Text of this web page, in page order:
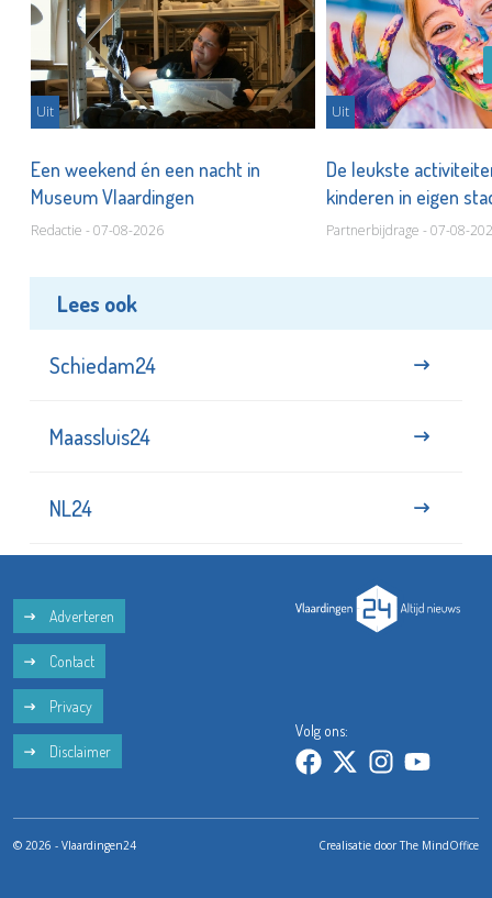
Uit
Een weekend én een nacht in
Museum Vlaardingen
Redactie - 07-08-2026
Uit
De leukste
kinderen in eigen
Partnerbijdrage - 07-08-
Lees ook
Schiedam24
Maassluis24
NL24
Adverteren
Contact
Privacy
Disclaimer
Volg ons:
© 2026 - Vlaardingen24 Crealisatie doorThe MindOffice